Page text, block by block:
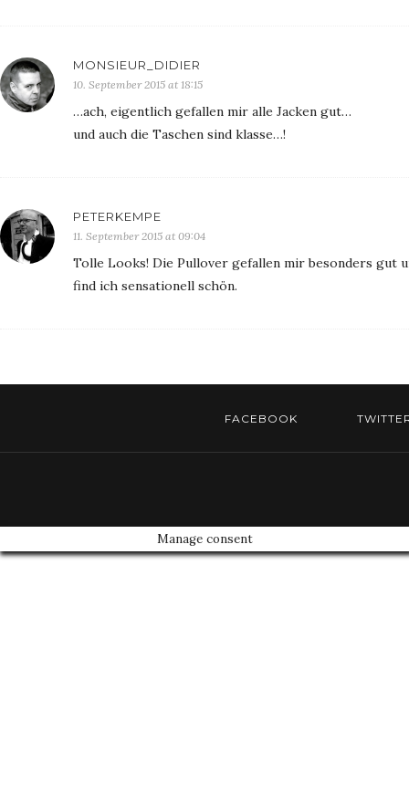
MONSIEUR_DIDIER
10. September 2015 at 18:15
…ach, eigentlich gefallen mir alle Jacken gut…
und auch die Taschen sind klasse…!
PETERKEMPE
11. September 2015 at 09:04
Tolle Looks! Die Pullover gefallen mir besonders gut
find ich sensationell schön.
FACEBOOK
Manage consent